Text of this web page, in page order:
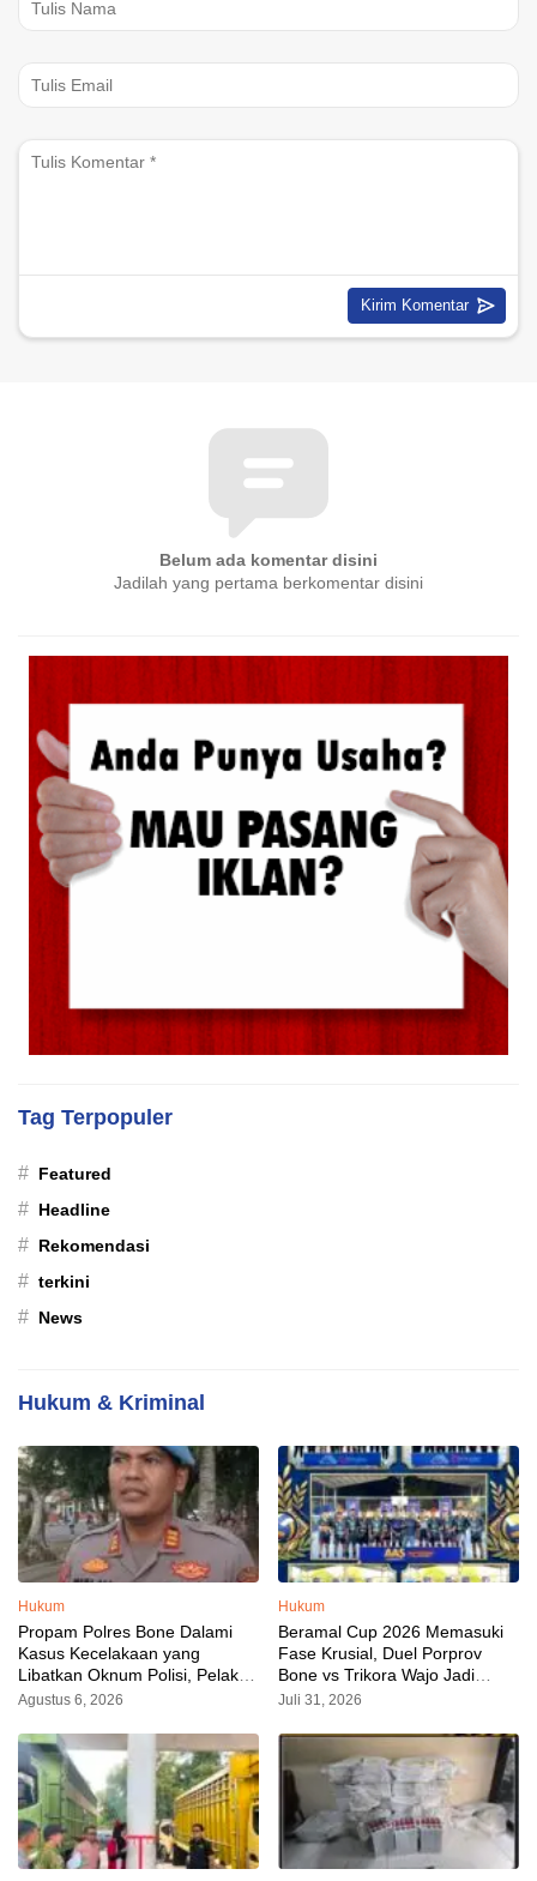
Belum ada komentar disini
Jadilah yang pertama berkomentar disini
Tag Terpopuler
# Featured
# Headline
# Rekomendasi
# terkini
# News
Hukum & Kriminal
Hukum
Propam Polres Bone Dalami
Kasus Kecelakaan yang
Libatkan Oknum Polisi, Pelaku
Sudah Diamankan
Agustus 6, 2026
Hukum
Beramal Cup 2026 Memasuki
Fase Krusial, Duel Porprov
Bone vs Trikora Wajo Jadi
Sorotan Malam Ini
Juli 31, 2026